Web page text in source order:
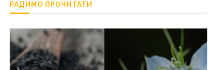
РАДИМО ПРОЧИТАТИ